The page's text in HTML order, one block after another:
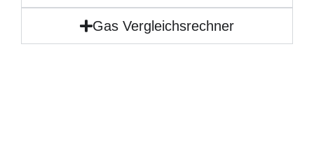
Gas Vergleichsrechner